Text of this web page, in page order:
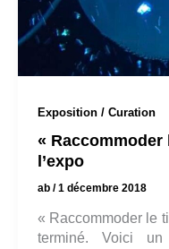
Exposition / Curation
«
l’expo
ab /1 décembre 2018
« Raccommoder le
terminé. Voici